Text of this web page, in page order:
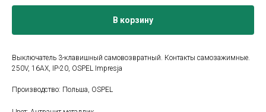
В корзину
Выключатель 3-клавишный самовозвратный. Контакты самозажимные.
250V, 16AX, IP-20, OSPEL Impresja
Производство: Польша, OSPEL